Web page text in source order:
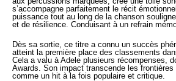
s’accompagne parfaitement le récit
puissance tout au long de la chanson
et de résilience. Conduisant à un refrain
Dès sa sortie, ce titre a connu un succès
atteint la première place des classements
Cela a valu à Adele plusieurs récompenses,
Awards. Son impact transcende les frontières
comme un hit à la fois populaire et critique.